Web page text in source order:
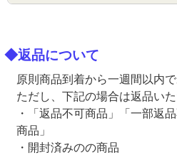
◆返品について
原則商品到着から一週間以内で
ただし、下記の場合は返品いた
・「返品不可商品」「一部返
商品」
・開封済みのの商品